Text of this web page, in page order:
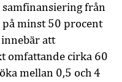
från
minst 50 procent
att
omfattande cirka 60
mellan 0,5 och 4